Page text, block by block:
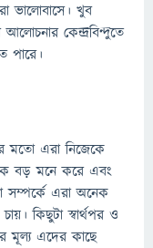
ভালোবাসে। খুব
কেন্দ্রবিন্দুতে
পারে।
মতো এরা নিজেকে
বড় মনে করে এবং
সম্পর্কে এরা অনেক
কিছুটা স্বার্থপর ও
মূল্য এদের কাছে